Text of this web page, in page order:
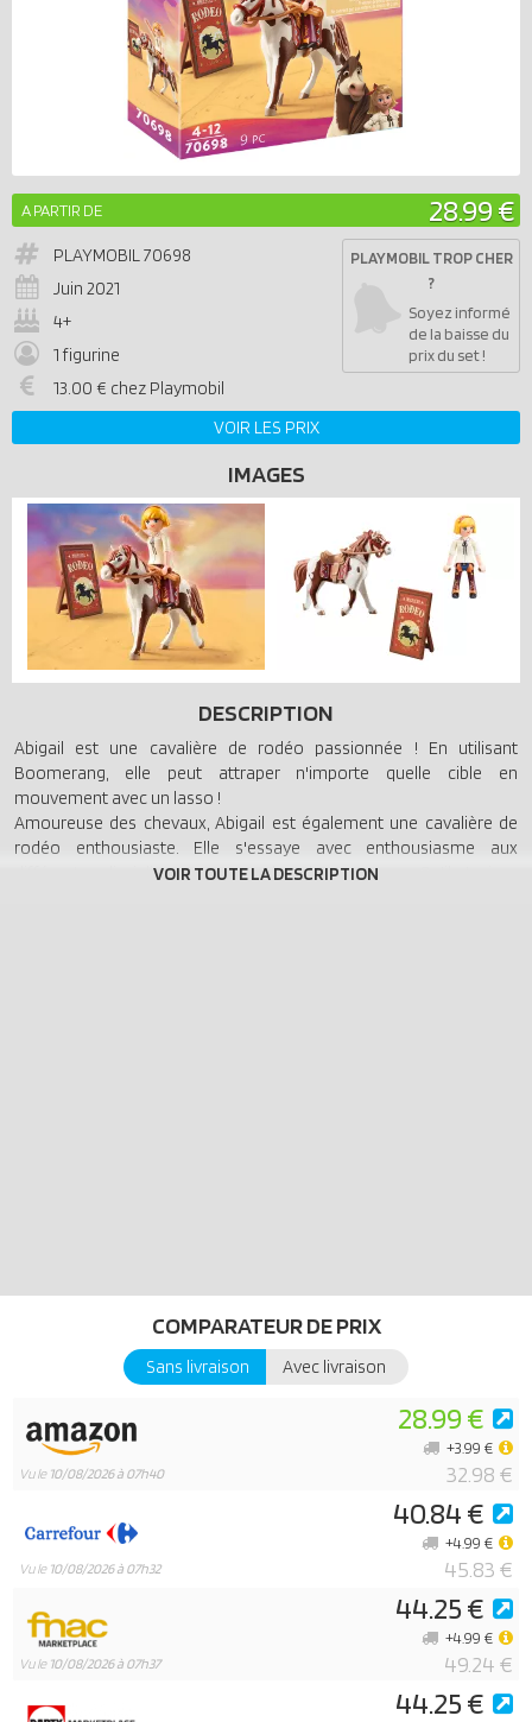
A PARTIR DE 28.99 €
PLAYMOBIL70698
Juin 2021
4+
1 figurine
13.00 € chez Playmobil
PLAYMOBIL TROP CHER
?
Soyez informé
de la baisse du
prix du set !
VOIR LES PRIX
IMAGES
DESCRIPTION
Abigail est une cavalière de rodéo passionnée ! En utilisant
Boomerang, elle peut attraper n'importe quelle cible en
mouvement avec un lasso !
Amoureuse des chevaux, Abigail est également une cavalière de
rodéo enthousiaste. Elle s'essaye avec enthousiasme aux
différentes disciplines avec son cheval Boomerang. Qu'il s'agisse
COMPARATEUR DE PRIX
Sans livraison Avec livraison
Vu le 10/08/2026 à 07h40
28.99 €
32.98 €
+3.99 €
Vu le 10/08/2026 à 07h32
40.84 €
45.83 €
+4.99 €
Vu le 10/08/2026 à 07h37
44.25 €
49.24 €
+4.99 €
44.25 €